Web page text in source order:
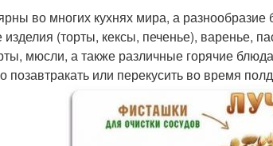
во многих кухнях мира, а
изделия (торты, кексы, печенье), варенье,
мюсли, а также различные горячие
позавтракать или перекусить во время